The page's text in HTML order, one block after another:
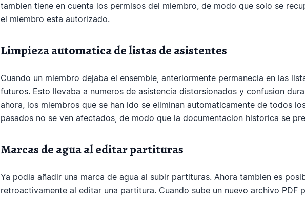
tambien tiene en cuenta los permisos del miembro, de modo que solo se
el miembro esta autorizado.
Limpieza automatica de listas de asistentes
Cuando un miembro dejaba el ensemble, anteriormente permanecia en las
futuros. Esto llevaba a numeros de asistencia distorsionados y confusion
ahora, los miembros que se han ido se eliminan automaticamente de todos
pasados no se ven afectados, de modo que la documentacion historica se
Marcas de agua al editar partituras
Ya podia añadir una marca de agua al subir partituras. Ahora tambien es
retroactivamente al editar una partitura. Cuando sube un nuevo archivo PDF